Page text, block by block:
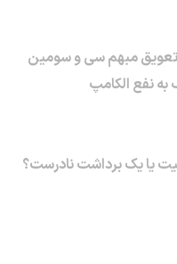
تعویق مبهم سی و سومین
نفع الکامپ
یا یک برداشت نادرست؟